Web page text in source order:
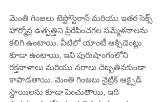
మెంతి గింజలు టెస్టోస్టెరాన్ మరియు ఇతర సెక్స్
హార్మోన్ల ఉత్పత్తిని ప్రేరేపించగల సమ్మేళనాలను
కలిగి ఉంటాయి. వీటిలో యాంటీ ఆక్సిడెంట్లు
కూడా ఉంటాయి, ఇవి పురుషాంగంలోని
రక్తనాళాలు మరియు నరాలు దెబ్బతినకుండా
కాపాడతాయి. మెంతి గింజలు నైట్రిక్ ఆక్సైడ్
స్థాయిలను కూడా పెంచుతాయి, ఇది